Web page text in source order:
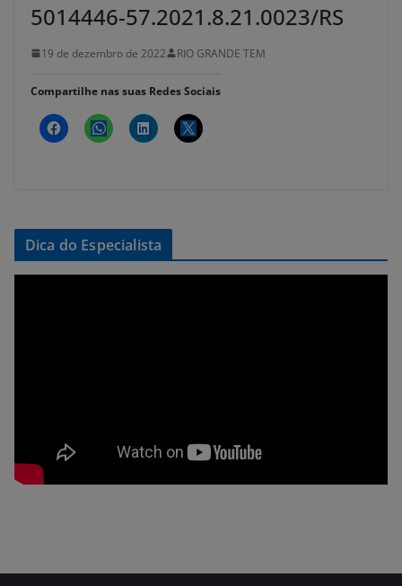
5014446-57.2021.8.21.0023/RS
19 de dezembro de 2022 RIO GRANDE TEM
Compartilhe nas suas Redes Sociais
Dica do Especialista